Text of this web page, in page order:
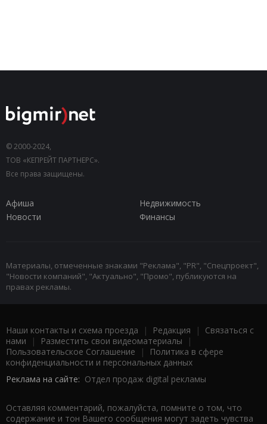
© 2000-2024,
ТОВ «КЕПРЕЙТ ПАРТНЕРС».
Все права защищены.
Афиша
Недвижимость
Новости
Финансы
Материалы, отмеченные знаками "Реклама", "PR", "Спецпроект",
"Новости компаний", "Актуально", "Промо", публикуются на
правах рекламы.
Наши контакты и схема проезда | Редакция | Связаться с
нами | Разместить свои видеоматериалы |
Пользовательское Соглашение |
Политика в сфере
конфиденциальности и персональных данных
Реклама на сайте: Отдел продаж digital рекламы
Оставляя комментарий, пожалуйста, помните о том, что
содержание и тон Вашего сообщения могут задеть чувства